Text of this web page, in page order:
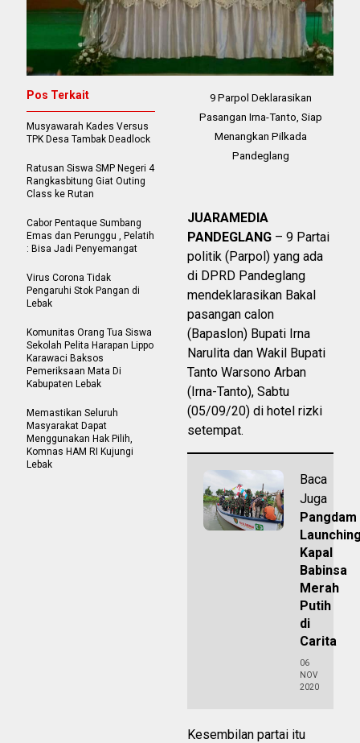
9 Parpol Deklarasikan
Pasangan Irna-Tanto, Siap
Menangkan Pilkada
Pandeglang
JUARAMEDIA
PANDEGLANG – 9 Partai
politik (Parpol) yang ada
di DPRD Pandeglang
mendeklarasikan Bakal
pasangan calon
(Bapaslon) Bupati Irna
Narulita dan Wakil Bupati
Tanto Warsono Arban
(Irna-Tanto), Sabtu
(05/09/20) di hotel rizki
setempat.
Baca
Juga
Pangdam
Kapal
Babinsa
Merah
Putih
di
Carita
06
NOV
2020
Kesembilan partai itu
Pos Terkait
Musyawarah Kades Versus
TPK Desa Tambak Deadlock
Ratusan Siswa SMP Negeri 4
Rangkasbitung Giat Outing
Class ke Rutan
Cabor Pentaque Sumbang
Emas dan Perunggu , Pelatih
: Bisa Jadi Penyemangat
Virus Corona Tidak
Pengaruhi Stok Pangan di
Lebak
Komunitas Orang Tua Siswa
Sekolah Pelita Harapan Lippo
Karawaci Baksos
Pemeriksaan Mata Di
Kabupaten Lebak
Memastikan Seluruh
Masyarakat Dapat
Menggunakan Hak Pilih,
Komnas HAM RI Kujungi
Lebak